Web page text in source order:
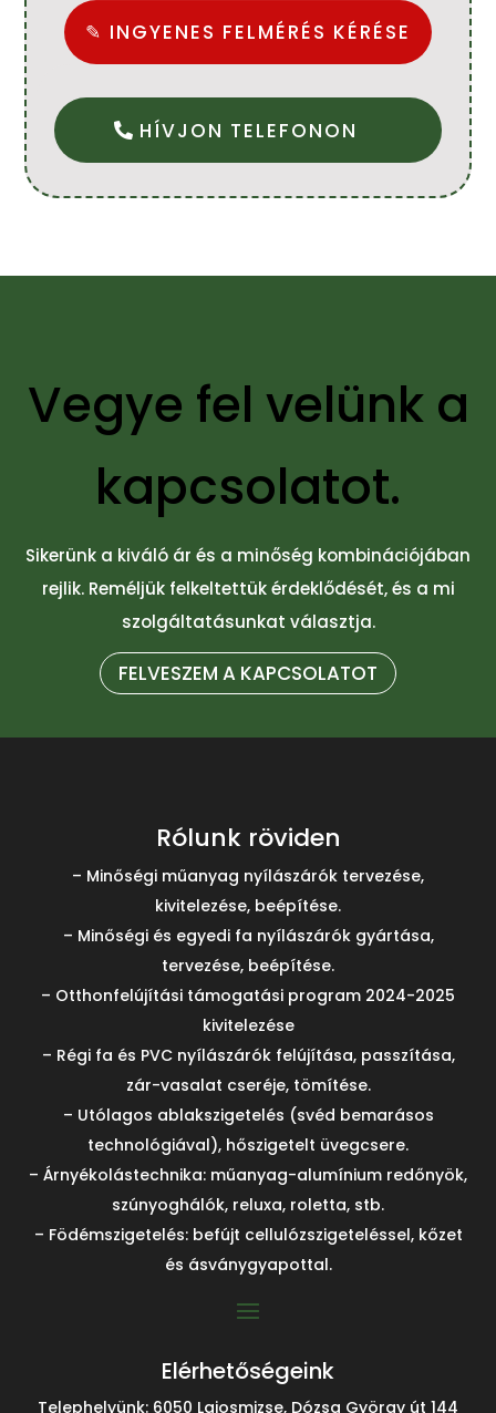
✎ INGYENES FELMÉRÉS KÉRÉSE
HÍVJON TELEFONON
Vegye fel velünk a
kapcsolatot.
Sikerünk a kiváló ár és a minőség kombinációjában
rejlik. Reméljük felkeltettük érdeklődését, és a mi
szolgáltatásunkat választja.
FELVESZEM A KAPCSOLATOT
Rólunk röviden
– Minőségi műanyag nyílászárók tervezése,
kivitelezése, beépítése.
– Minőségi és egyedi fa nyílászárók gyártása,
tervezése, beépítése.
– Otthonfelújítási támogatási program 2024-2025
kivitelezése
– Régi fa és PVC nyílászárók felújítása, passzítása,
zár-vasalat cseréje, tömítése.
– Utólagos ablakszigetelés (svéd bemarásos
technológiával), hőszigetelt üvegcsere.
– Árnyékolástechnika: műanyag-alumínium redőnyök,
szúnyoghálók, reluxa, roletta, stb.
– Födémszigetelés: befújt cellulózszigeteléssel, kőzet
és ásványgyapottal.
Elérhetőségeink
Telephelyünk: 6050 Lajosmizse, Dózsa György út 144